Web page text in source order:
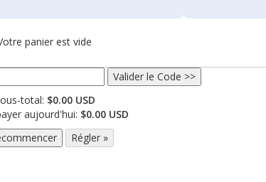
panier est vide
total: $0.00 USD
aujourd'hui: $0.00 USD